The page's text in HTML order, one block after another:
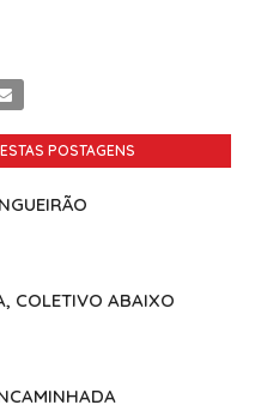
POSTAGENS
COLETIVO ABAIXO